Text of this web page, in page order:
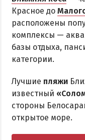
Красное до
расположены
комплексы —
базы отдыха,
категории.
Лучшие пляжи
известный
стороны
открытое море.